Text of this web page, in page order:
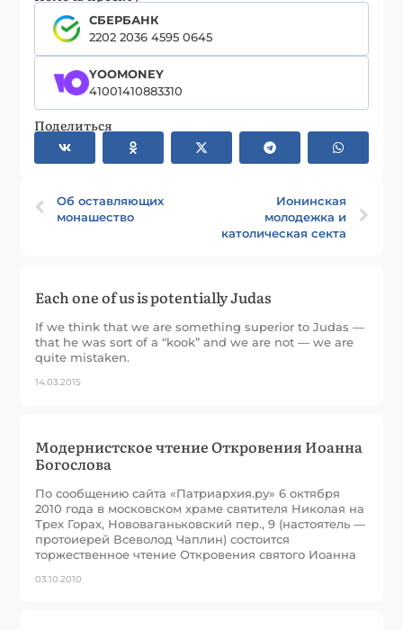
СБЕРБАНК
2202 2036 4595 0645
YOOMONEY
41001410883310
Поделиться
Об оставляющих
монашество
Ионинская
молодежка и
католическая секта
Each one of us is potentially Judas
If we think that we are something superior to Judas —
that he was sort of a “kook” and we are not — we are
quite mistaken.
14.03.2015
Модернистское чтение Откровения Иоанна
Богослова
По сообщению сайта «Патриархия.ру» 6 октября
2010 года в московском храме святителя Николая на
Трех Горах, Нововаганьковский пер., 9 (настоятель —
протоиерей Всеволод Чаплин) состоится
торжественное чтение Откровения святого Иоанна
03.10.2010